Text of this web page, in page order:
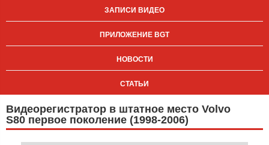
ЗАПИСИ ВИДЕО
ПРИЛОЖЕНИЕ BGT
НОВОСТИ
СТАТЬИ
Видеорегистратор в штатное место Volvo
S80 первое поколение (1998-2006)